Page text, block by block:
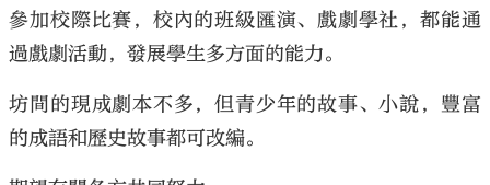
參加校際比賽，校內的班級匯演、戲劇學社，都能通
過戲劇活動，發展學生多方面的能力。
坊間的現成劇本不多，但青少年的故事、小說，豐富
的成語和歷史故事都可改編。